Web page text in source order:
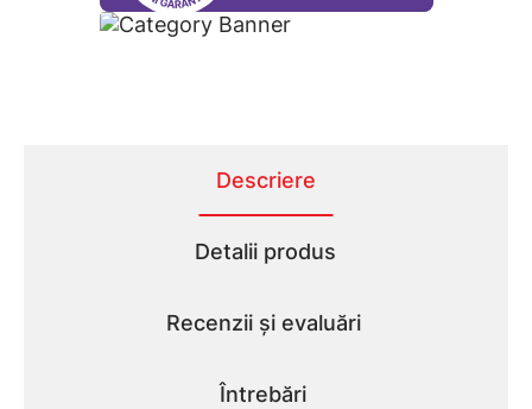
Descriere
Detalii produs
Recenzii și evaluări
Întrebări